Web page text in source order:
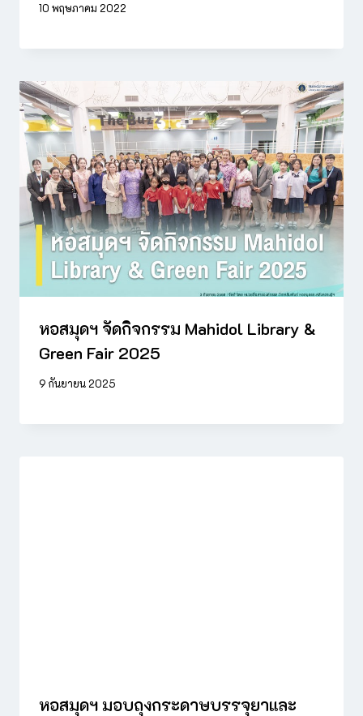
10 พฤษภาคม 2022
หอสมุดฯ จัดกิจกรรม Mahidol Library &
Green Fair 2025
9 กันยายน 2025
หอสมุดฯ มอบถุงกระดาษบรรจุยาและ